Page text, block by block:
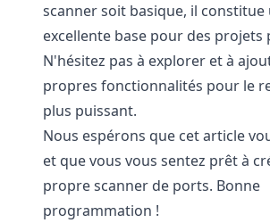
scanner soit basique, il constitue
excellente base pour des projets
N'hésitez pas à explorer et à
propres fonctionnalités pour le
plus puissant.
Nous espérons que cet article
et que vous vous sentez prêt à
propre scanner de ports. Bonne
programmation !